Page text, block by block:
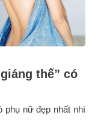
thế” có
phụ nữ đẹp nhất nhì